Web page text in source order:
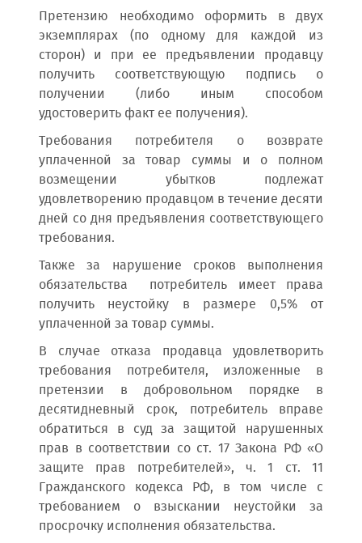
Претензию необходимо оформить в двух
экземплярах (по одному для каждой из
сторон) и при ее предъявлении продавцу
получить соответствующую подпись о
получении (либо иным способом
удостоверить факт ее получения).
Требования потребителя о возврате
уплаченной за товар суммы и о полном
возмещении убытков подлежат
удовлетворению продавцом в течение десяти
дней со дня предъявления соответствующего
требования.
Также за нарушение сроков выполнения
обязательства потребитель имеет права
получить неустойку в размере 0,5% от
уплаченной за товар суммы.
В случае отказа продавца удовлетворить
требования потребителя, изложенные в
претензии в добровольном порядке в
десятидневный срок, потребитель вправе
обратиться в суд за защитой нарушенных
прав в соответствии со ст. 17 Закона РФ «О
защите прав потребителей», ч. 1 ст. 11
Гражданского кодекса РФ, в том числе с
требованием о взыскании неустойки за
просрочку исполнения обязательства.